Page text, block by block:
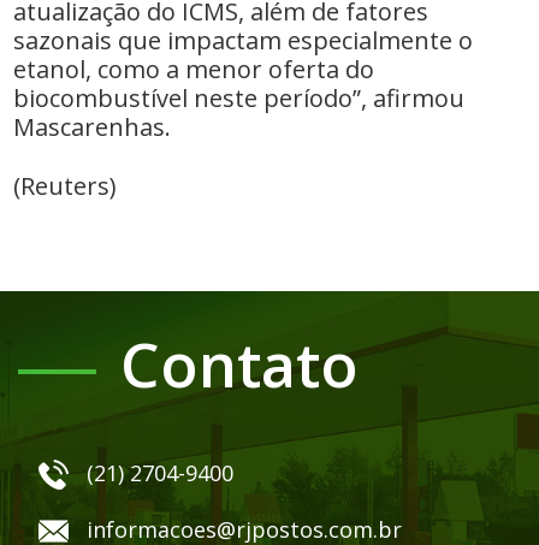
atualização do ICMS, além de fatores
sazonais que impactam especialmente o
etanol, como a menor oferta do
biocombustível neste período”, afirmou
Mascarenhas.
(Reuters)
Contato
(21) 2704-9400
informacoes@rjpostos.com.br